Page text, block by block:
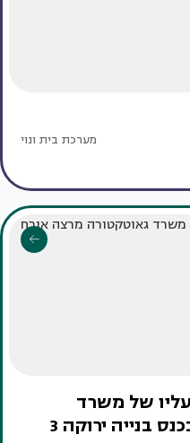
מערכת בית ונוי
של משרד
בנייה ירוקה 3